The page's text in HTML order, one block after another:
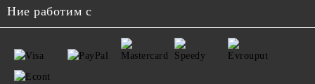
Ние работим с